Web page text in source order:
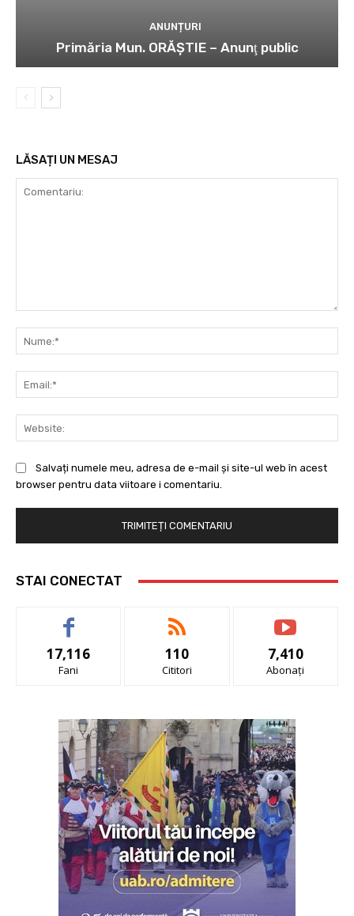
ANUNȚURI
Primăria Mun. ORĂȘTIE – Anunţ public
LĂSAȚI UN MESAJ
Salvați numele meu, adresa de e-mail și site-ul web în acest
browser pentru data viitoare i comentariu.
STAI CONECTAT
17,116
Fani
110
Cititori
7,410
Abonați